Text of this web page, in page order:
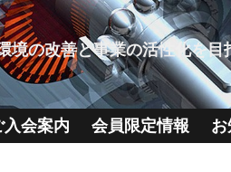
境の改善と事業の活性化を目
入会案内 会員限定情報